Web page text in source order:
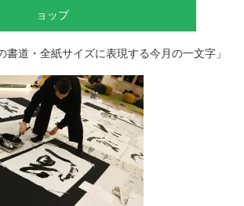
ョップ
書道・全紙サイズに表現する今月の一文字」